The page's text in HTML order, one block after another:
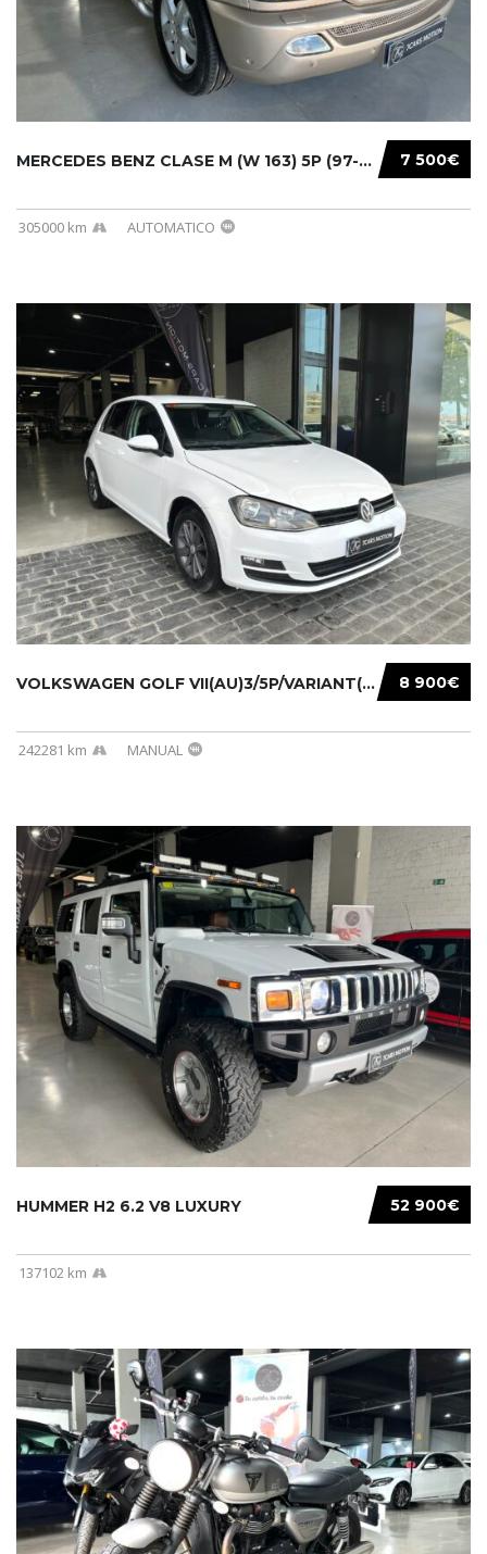
7 500€
MERCEDES BENZ CLASE M (W 163) 5P (97-05) 200...
305000 km AUTOMATICO
8 900€
VOLKSWAGEN GOLF VII(AU)3/5P/VARIANT(12-16 20...
242281 km MANUAL
52 900€
HUMMER H2 6.2 V8 LUXURY
137102 km